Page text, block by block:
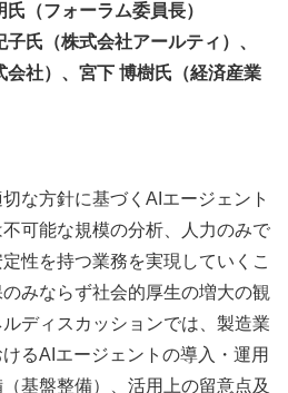
（フォーラム委員長）
氏（株式会社アールティ）、
会社）、宮下 博樹氏（経済産業
な方針に基づくAIエージェント
可能な規模の分析、人力のみで
性を持つ業務を実現していくこ
みならず社会的厚生の増大の観
ディスカッションでは、製造業
るAIエージェントの導入・運用
基盤整備）、活用上の留意点及